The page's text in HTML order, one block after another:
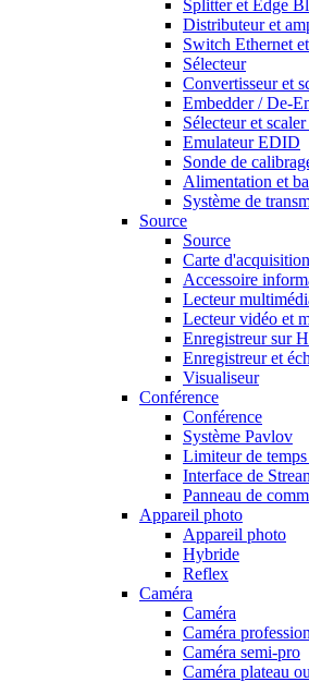
Splitter et Edge
Distributeur et
Switch Ethernet
Sélecteur
Convertisseur et
Embedder / De-
Sélecteur et
Emulateur EDID
Sonde de
Alimentation et
Système de
Source
Source
Carte
Accessoire
Lecteur
Lecteur vidéo et
Enregistreur sur
Enregistreur et
Visualiseur
Conférence
Conférence
Système Pavlov
Limiteur de
Interface de
Panneau de
Appareil photo
Appareil photo
Hybride
Reflex
Caméra
Caméra
Caméra
Caméra semi-pro
Caméra plateau